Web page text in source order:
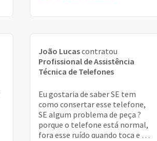
João Lucascontratou
Profissional de Assistência
Técnica de Telefones
Eu gostaria de saber SE tem
como consertar esse telefone,
SE algum problema de peça ?
porque o telefone está normal,
fora esse ruído quando toca e eu